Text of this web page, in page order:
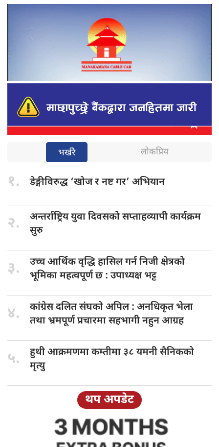
भर्खरै लोकप्रिय
१. डेङ्गीविरुद्ध ‘खोजर नष्ट गर’ अभियान
२. अन्तर्राष्ट्रिय युवादिवसको सप्ताहव्यापी कार्यक्रम
सुरु
३. उच्च आर्थिकवृद्धि हासिल गर्न निजी क्षेत्रको
भूमिका महत्वपूर्ण छ : उपाध्यक्ष भट्ट
४. कांग्रेस दलितसंघको अपिल : अनधिकृत भेला
तथा भ्रमपूर्ण प्रचारमा सहभागी नहुन आग्रह
५. हुथी आक्रमणमाकम्तीमा ३८ यमनी सैनिकको
मृत्यु
थप अपडेट